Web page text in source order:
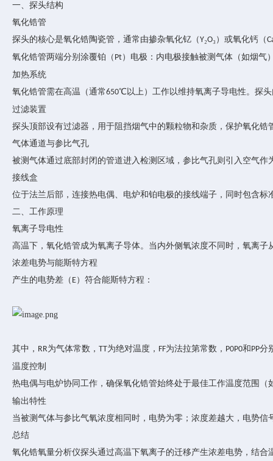
一、探头结构
氧化锆管
探头的核心是氧化锆陶瓷管，通常由掺杂氧化钇（Y₂O₃）或氧化钙（
氧化锆管两端分别涂覆铂（ Pt）电极：内电极接触被测气体（如烟气
加热系统
氧化锆管需在高温（通常650℃以上）工作以维持氧离子导电性。探
过滤装置
探头顶部设有过滤器，用于阻挡烟气中的颗粒物和杂质，保护氧化锆
气体通道与参比气孔
被测气体通过底部封闭的管道进入检测区域，参比气孔则引入空气作
接线盒
位于法兰后部，连接热电偶、电炉和铂电极的接线端子，同时包含标
二、工作原理
氧离子导电性
高温下，氧化锆管成为氧离子导体。当内外侧氧浓度不同时，氧离
浓差电势与能斯特方程
产生的电势差（ E）符合能斯特方程：
其中， RR为气体常数， TT为绝对温度， FF为法拉第常数， P0P0和 PP分
温度控制
热电偶与电炉协同工作，确保氧化锆管始终处于最佳工作温度范围（
输出特性
当被测气体与参比气氧浓度相同时，电势为零；浓度差越大，电势
总结
氧化锆氧量分析仪探头通过高温下氧离子的迁移产生浓差电势，结